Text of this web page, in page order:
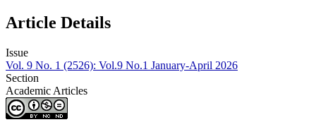
Article Details
Issue
Vol. 9 No. 1 (2526): Vol.9 No.1 January-April 2026
Section
Academic Articles